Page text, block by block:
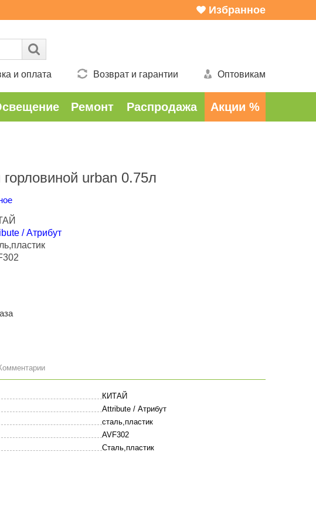
Избранное
и оплата Возврат и гарантии Оптовикам
Ремонт Распродажа Акции %
urban 0.75л
/ Атрибут
КИТАЙ
Attribute / Атрибут
сталь,пластик
AVF302
Сталь,пластик